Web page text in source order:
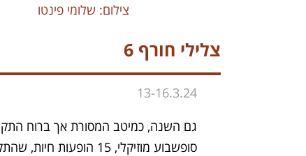
צילום: שלומי פינטו
צלילי חורף 6
13-16.3.24
גם השנה, כמיטב המסורת אך ברוח
סופשבוע מוזיקלי, 15 הופעות חיות, שהתקיימו בשלושת אולמות ההיכל: אולם לאוי, צוקר ומועדון סלע.